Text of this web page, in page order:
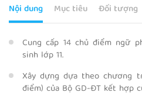
Nội dung Mục tiêu Đối tượng
Cung cấp 14 chủ điểm ngữ
sinh lớp 11.
Xây dựng dựa theo chương
điểm) của Bộ GD-ĐT kết hợp